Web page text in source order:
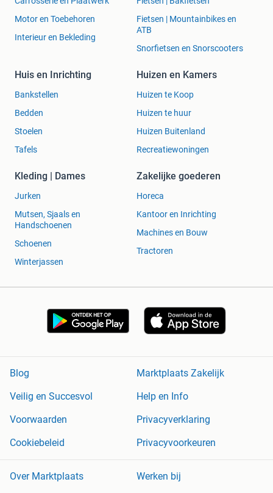
Motor en Toebehoren
Interieur en Bekleding
Fietsen | Mountainbikes en
ATB
Snorfietsen en Snorscooters
Huis en Inrichting
Bankstellen
Bedden
Stoelen
Tafels
Huizen en Kamers
Huizen te Koop
Huizen te huur
Huizen Buitenland
Recreatiewoningen
Kleding | Dames
Jurken
Mutsen, Sjaals en
Handschoenen
Schoenen
Winterjassen
Zakelijke goederen
Horeca
Kantoor en Inrichting
Machines en Bouw
Tractoren
Blog
Marktplaats Zakelijk
Veilig en Succesvol
Help en Info
Voorwaarden
Privacyverklaring
Cookiebeleid
Privacyvoorkeuren
Over Marktplaats Werken bij